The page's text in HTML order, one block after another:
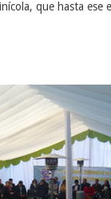
que hasta ese